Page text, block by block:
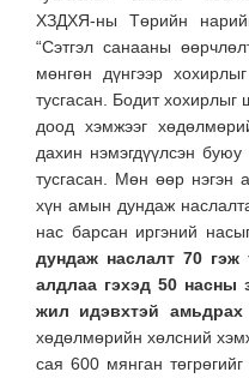
ХЗДХЯ-ны Төрийн
“Сэтгэл санааны
мөнгөн дүнгээр
тусгасан. Бодит
доод хэмжээг
дахин нэмэгдүүлсэн
тусгасан. Мөн өөр нэгэн
хүн амын дундаж
нас барсан иргэний
дундаж наслалт 70
алдлаа гэхэд 50 насны
жил идэвхтэй
хөдөлмөрийн хөлсний
сая 600 мянган